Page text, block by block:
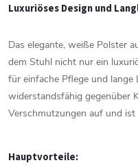
LuxuriösesDesignund
Das elegante, weiße Polster
dem Stuhl nicht nur ein
für einfache Pflege und lange
widerstandsfähig gegenüber
Verschmutzungen auf und ist
Hauptvorteile: